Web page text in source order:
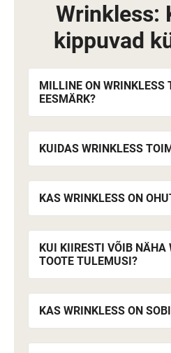
Wrinkless:
kippuvad
MILLINE ON WRINKLESS
EESMÄRK?
KUIDAS WRINKLESS
KAS WRINKLESS ON
KUI KIIRESTI VÕIB NÄHA
TOOTE TULEMUSI?
KAS WRINKLESS ON